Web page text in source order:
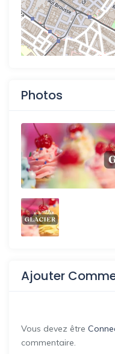
Photos
Ajouter
Vous devez être
commentaire.